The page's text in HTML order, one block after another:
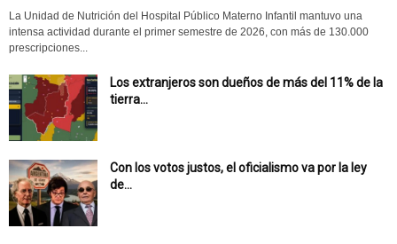
La Unidad de Nutrición del Hospital Público Materno Infantil mantuvo una
intensa actividad durante el primer semestre de 2026, con más de 130.000
prescripciones...
Los extranjeros son dueños de más del 11% de la
tierra...
Con los votos justos, el oficialismo va por la ley
de...